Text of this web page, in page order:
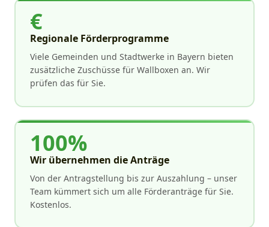
€
Regionale Förderprogramme
Viele Gemeinden und Stadtwerke in Bayern bieten
zusätzliche Zuschüsse für Wallboxen an. Wir
prüfen das für Sie.
100%
Wir übernehmen die Anträge
Von der Antragstellung bis zur Auszahlung – unser
Team kümmert sich um alle Förderanträge für Sie.
Kostenlos.